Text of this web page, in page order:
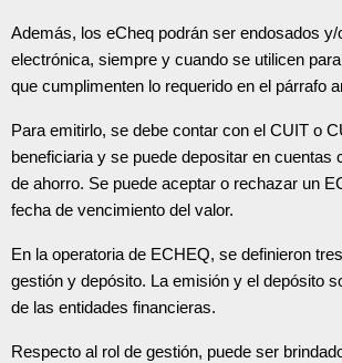
Además, los eCheq podrán ser endosados
electrónica, siempre y cuando se utilicen
que cumplimenten lo requerido en el párrafo
Para emitirlo, se debe contar con el CUIT o
beneficiaria y se puede depositar en cuentas
de ahorro. Se puede aceptar o rechazar un
fecha de vencimiento del valor.
En la operatoria de ECHEQ, se definieron
gestión y depósito. La emisión y el depósito
de las entidades financieras.
Respecto al rol de gestión, puede ser